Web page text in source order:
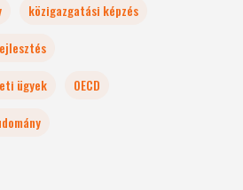
közigazgatási képzés
ügyek
OECD